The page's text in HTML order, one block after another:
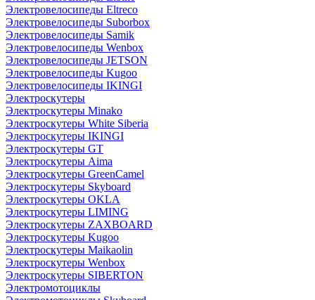
Электровелосипеды Eltreco
Электровелосипеды Suborbox
Электровелосипеды Samik
Электровелосипеды Wenbox
Электровелосипеды JETSON
Электровелосипеды Kugoo
Электровелосипеды IKINGI
Электроскутеры
Электроскутеры Minako
Электроскутеры White Siberia
Электроскутеры IKINGI
Электроскутеры GT
Электроскутеры Aima
Электроскутеры GreenCamel
Электроскутеры Skyboard
Электроскутеры OKLA
Электроскутеры LIMING
Электроскутеры ZAXBOARD
Электроскутеры Kugoo
Электроскутеры Maikaolin
Электроскутеры Wenbox
Электроскутеры SIBERTON
Электромотоциклы